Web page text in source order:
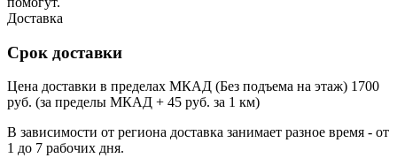
Доставка
Срок доставки
Цена доставки в пределах МКАД (Без подъема на этаж) 1700
руб. (за пределы МКАД + 45 руб. за 1 км)
В зависимости от региона доставка занимает разное время - от
1 до 7 рабочих дня.